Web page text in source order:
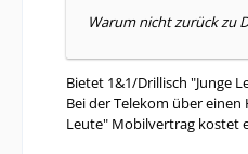
Warum nicht zurück zu
Bietet 1&1/Drillisch "Junge
Bei der Telekom über
Leute" Mobilvertrag kostet